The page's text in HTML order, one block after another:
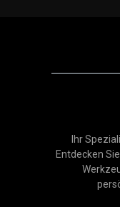
Ihr
Entdecken